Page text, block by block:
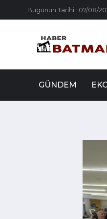
Bugünün Tarihi : 07/08/
GÜNDEM